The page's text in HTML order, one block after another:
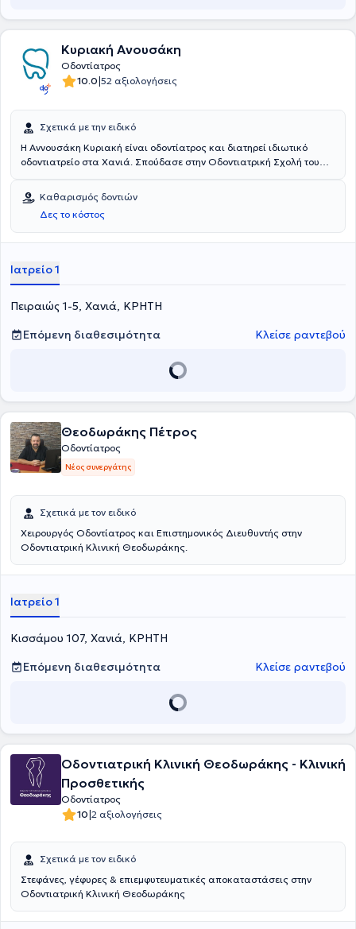
Κυριακή Ανουσάκη
Οδοντίατρος
10.0|52 αξιολογήσεις
Σχετικά με την ειδικό
Η Αννουσάκη Κυριακή είναι οδοντίατρος και διατηρεί ιδιωτικό
οδοντιατρείο στα Χανιά. Σπούδασε στην Οδοντιατρική Σχολή του
Οδοντιατρικού Συλλόγου Χανίων από το 1993.
Καθαρισμός δοντιών
Δες το κόστος
Ιατρείο 1
Πειραιώς 1-5, Χανιά, ΚΡΗΤΗ
Επόμενη διαθεσιμότητα
Κλείσε ραντεβού
Θεοδωράκης Πέτρος
Οδοντίατρος
Νέος συνεργάτης
Σχετικά με τον ειδικό
Χειρουργός Οδοντίατρος και Επιστημονικός Διευθυντής στην
Οδοντιατρική Κλινική Θεοδωράκης.
Ιατρείο 1
Κισσάμου 107, Χανιά, ΚΡΗΤΗ
Επόμενη διαθεσιμότητα
Κλείσε ραντεβού
Οδοντιατρική Κλινική Θεοδωράκης - Κλινική
Προσθετικής
Οδοντίατρος
10|2 αξιολογήσεις
Σχετικά με τον ειδικό
Στεφάνες, γέφυρες & επιεμφυτευματικές αποκαταστάσεις στην
Οδοντιατρική Κλινική Θεοδωράκης